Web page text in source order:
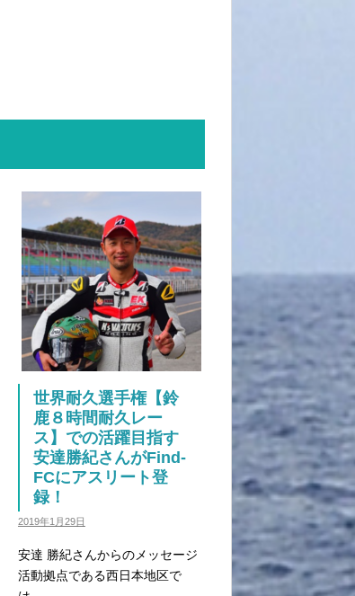
世界耐久選手権【鈴
鹿８時間耐久レー
ス】での活躍目指す
安達勝紀さんがFind-
FCにアスリート登
録！
2019年1月29日
安達 勝紀さんからのメッセージ
活動拠点である西日本地区で